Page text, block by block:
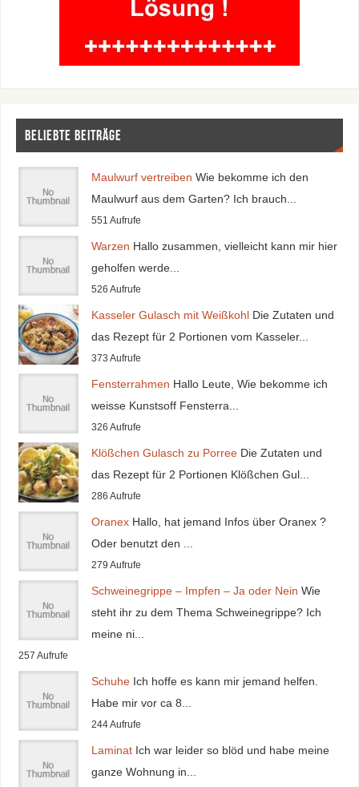
Beliebte Beiträge
Maulwurf vertreiben Wie bekomme ich den
Maulwurf aus dem Garten? Ich brauch...
551 Aufrufe
Warzen Hallo zusammen, vielleicht kann mir hier
geholfen werde...
526 Aufrufe
Kasseler Gulasch mit Weißkohl Die Zutaten und
das Rezept für 2 Portionen vom Kasseler...
373 Aufrufe
Fensterrahmen Hallo Leute, Wie bekomme ich
weisse Kunstsoff Fensterra...
326 Aufrufe
Klößchen Gulasch zu Porree Die Zutaten und
das Rezept für 2 Portionen Klößchen Gul...
286 Aufrufe
Oranex Hallo, hat jemand Infos über Oranex ?
Oder benutzt den ...
279 Aufrufe
Schweinegrippe – Impfen – Ja oder Nein Wie
steht ihr zu dem Thema Schweinegrippe? Ich
meine ni...
257 Aufrufe
Schuhe Ich hoffe es kann mir jemand helfen.
Habe mir vor ca 8...
244 Aufrufe
Laminat Ich war leider so blöd und habe meine
ganze Wohnung in...